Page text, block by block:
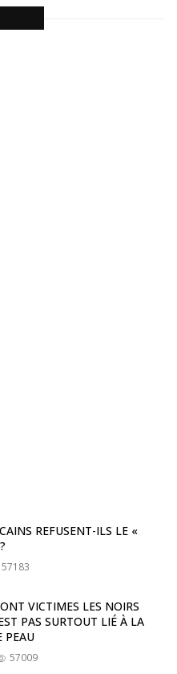
REFUSENT-ILS LE «
57183
VICTIMES LES NOIRS
PAS SURTOUT LIÉ À LA
PEAU
57009